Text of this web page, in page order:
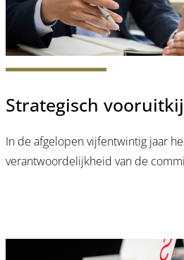
Strategisch
In de afgelopen vijfentwintig jaar
verantwoordelijkheid van de